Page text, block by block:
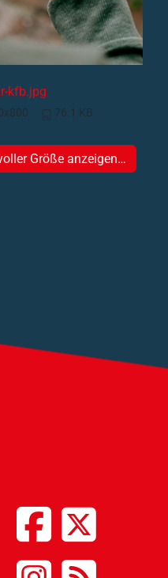
kfb.jpg
76.1 KB
Größe anzeigen…